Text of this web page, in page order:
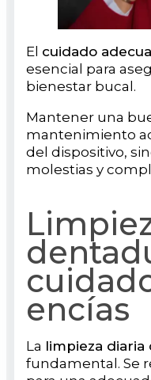
El cuidado
esencial para
bienestar bucal.
Mantener una
mantenimiento
del dispositivo,
molestias y
encías
La limpieza diaria
fundamental. Se